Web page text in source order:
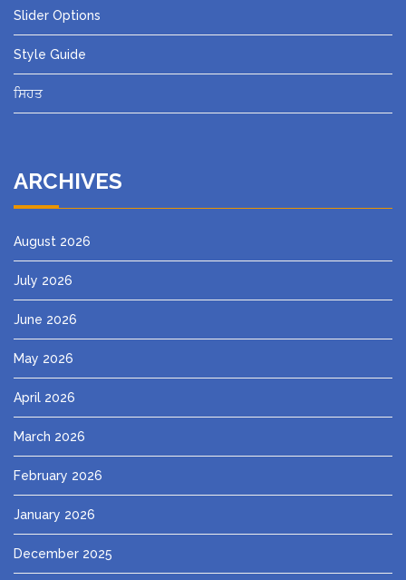
Slider Options
Style Guide
ਸਿਹਤ
ARCHIVES
August 2026
July 2026
June 2026
May 2026
April 2026
March 2026
February 2026
January 2026
December 2025